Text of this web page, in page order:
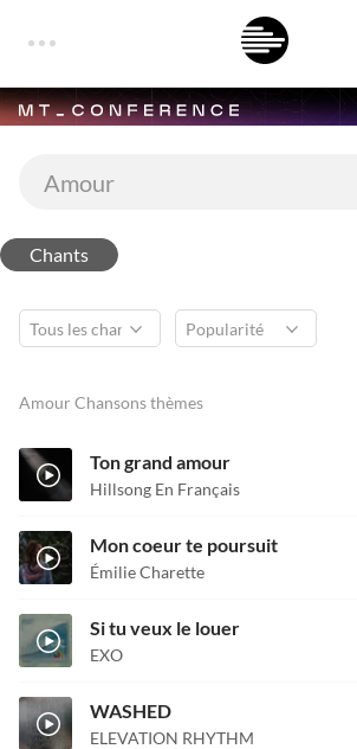
Chants
Amour Chansons thèmes
Ton grand amour
Hillsong En Français
Mon coeur te poursuit
Émilie Charette
Si tu veux le louer
EXO
WASHED
ELEVATION RHYTHM